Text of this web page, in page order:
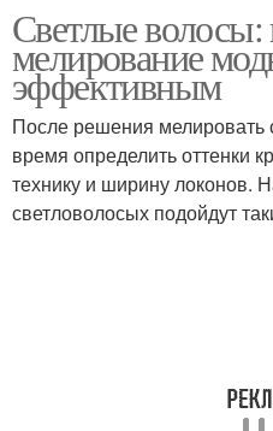
Маска с медом
Маски для жирных
волос
Светлые волосы:
мелирование
эффективным
После решения мелировать
время определить оттенки
технику и ширину локонов.
светловолосых подойдут